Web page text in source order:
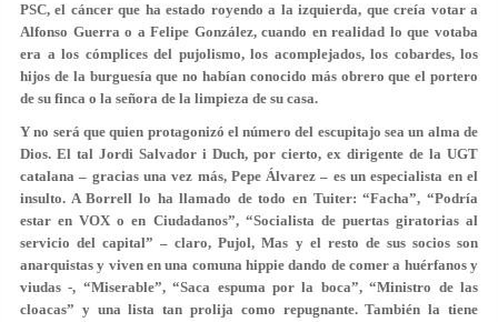
PSC, el cáncer que ha estado royendo a la izquierda, que creía votar a
Alfonso Guerrao aFelipe González,cuando en realidad lo que votaba
era a los cómplices del pujolismo, los acomplejados, los cobardes, los
hijos de la burguesía que no habían conocido más obrero que el portero
de su finca o la señora de la limpieza de su casa.
Y no será que quien protagonizó el número del escupitajo sea un alma de
Dios. El tal Jordi Salvador i Duch, por cierto, ex dirigente de la UGT
catalana – gracias una vez más, Pepe Álvarez – es un especialista en el
insulto. A Borrell lo ha llamado de todo en Tuiter: “Facha”, “Podría
estar en VOX o en Ciudadanos”, “Socialista de puertas giratorias al
servicio del capital” – claro, Pujol,Mas y el resto de sus socios son
anarquistas y viven en una comuna hippie dando de comer a huérfanos y
viudas -, “Miserable”, “Saca espuma por la boca”, “Ministro de las
cloacas” y una lista tan prolija como repugnante. También la tiene